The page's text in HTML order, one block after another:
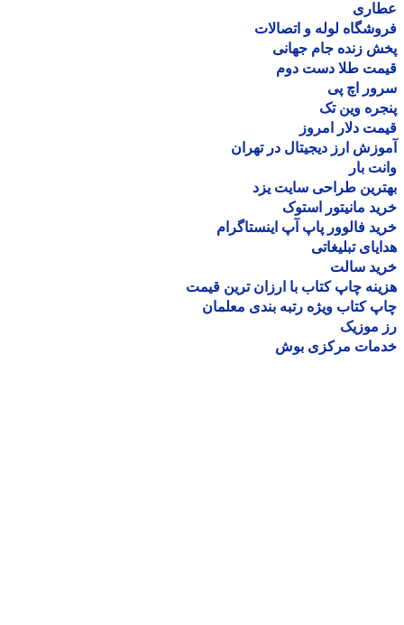
لوله و اتصالات
زنده جام جهانی
طلا دست دوم
اچ پی
وین تک
دلار امروز
ارز دیجیتال در تهران
بار
طراحی سایت یزد
مانیتور استوک
فالوور پاپ آپ اینستاگرام
تبلیغاتی
سالت
چاپ کتاب با ارزان ترین قیمت
کتاب ویژه رتبه بندی معلمان
موزیک
مرکزی بوش